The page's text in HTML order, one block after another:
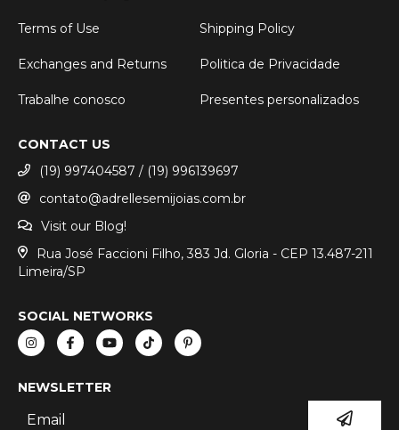
Terms of Use Shipping Policy
Exchanges and Returns Politica de Privacidade
Trabalhe conosco Presentes personalizados
CONTACT US
(19) 997404587 / (19) 996139697
contato@adrellesemijoias.com.br
Visit our Blog!
Rua José Faccioni Filho, 383 Jd. Gloria - CEP 13.487-211
Limeira/SP
SOCIAL NETWORKS
NEWSLETTER